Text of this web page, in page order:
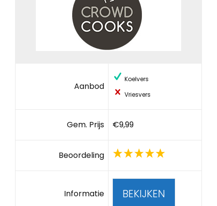
Aanbod
Koelvers
Vriesvers
Gem. Prijs €9,99
Beoordeling
Informatie BEKIJKEN